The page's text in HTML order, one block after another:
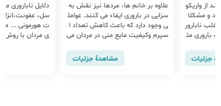
از واریکو
و مشکلا
نابارور
باروری مث
جزئیات
علاوه بر خانم ها، مردها نیز نقش به
سزایی در باروری ایفاء می کنند. عوامل
ی وجود دارد که باعث کاهش تعداد ا
سپرم وکیفیت مایع منی در مردان می
مشاهدهٔ جزئیات
دلایل ناباروری
سل،
ت هورمونی ... می
ی مردان با روش